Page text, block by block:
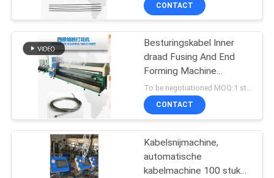
CONTACT
Besturingskabel Inner
draad Fusing And End
Forming Machine
Hoogwaardige
CONTACT
Kabelsnijmachine,
automatische
kabelmachine 100 stuks